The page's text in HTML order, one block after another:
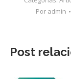
Por admin
Post